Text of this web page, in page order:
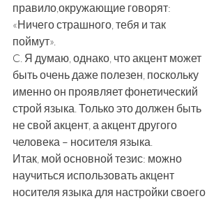
правило,окружающие говорят:
«Ничего страшного, тебя и так
поймут».
C. Я думаю, однако, что акцент может
быть очень даже полезен, поскольку
именно он проявляет фонетический
строй языка. Только это должен быть
не свой акцент, а акцент другого
человека – носителя языка.
Итак, мой основной тезис: можно
научиться использовать акцент
носителя языка для настройки своего